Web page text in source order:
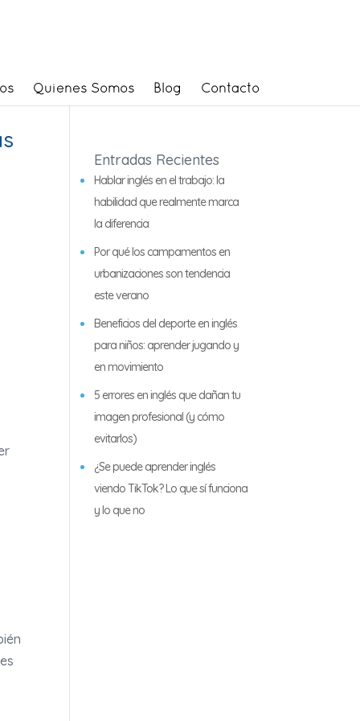
Quienes Somos Blog Contacto
Entradas Recientes
Hablar inglés en el trabajo: la
habilidad que realmente marca
la diferencia
Por qué los campamentos en
urbanizaciones son tendencia
este verano
Beneficios del deporte en inglés
para niños: aprender jugando y
en movimiento
5 errores en inglés que dañan tu
imagen profesional (y cómo
evitarlos)
¿Se puede aprender inglés
viendo TikTok? Lo que sí funciona
y lo que no